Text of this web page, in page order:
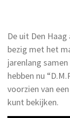
De uit Den
bezig met het
jarenlang
hebben nu
voorzien van
kunt bekijken.